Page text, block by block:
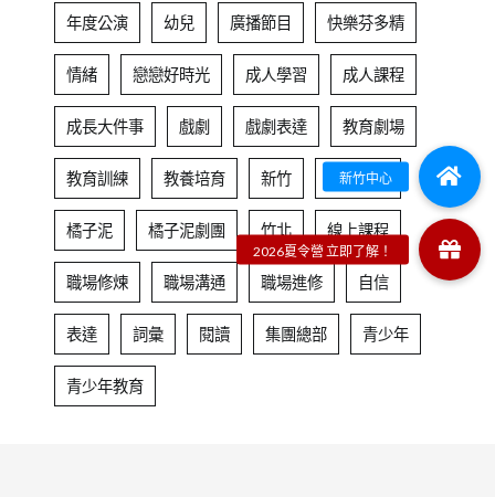
年度公演 幼兒 廣播節目 快樂芬多精
情緒 戀戀好時光 成人學習 成人課程
成長大件事 戲劇 戲劇表達 教育劇場
教育訓練 教養培育 新竹 新竹中心
橘子泥 橘子泥劇團 竹北 線上課程
職場修煉 職場溝通 職場進修 自信
表達 詞彙 閱讀 集團總部 青少年
青少年教育